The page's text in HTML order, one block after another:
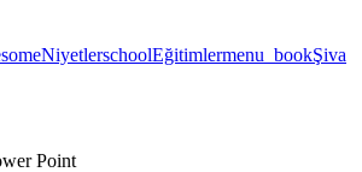
NiyetlerschoolEğitimlermenu_bookŞiva
Point